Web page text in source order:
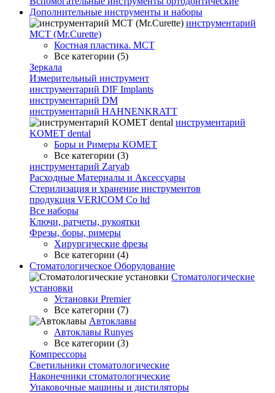
Дополнительные инструменты и наборы
инструментарий
МСТ (Mr.Curette)
Костная пластика. МСТ
Все категории (5)
Зеркала
Измерительный инструмент
инструментарий DIF Implants
инструментарий DM
инструментарий HAHNENKRATT
инструментарий
KOMET dental
Боры и Римеры КОМЕТ
Все категории (3)
инструментарий Zaryab
Расходные Материалы и Аксессуары
Стерилизация и хранение инструментов
продукция VERICOM Co ltd
Все наборы
Ключи, ратчеты, рукоятки
Фрезы, боры, римеры
Хирургические фрезы
Все категории (4)
Стоматологическое Оборудование
Стоматологические
установки
Установки Premier
Все категории (7)
Автоклавы
Автоклавы Runyes
Все категории (3)
Компрессоры
Светильники стоматологические
Наконечники стоматологические
Упаковочные машины и дистиляторы